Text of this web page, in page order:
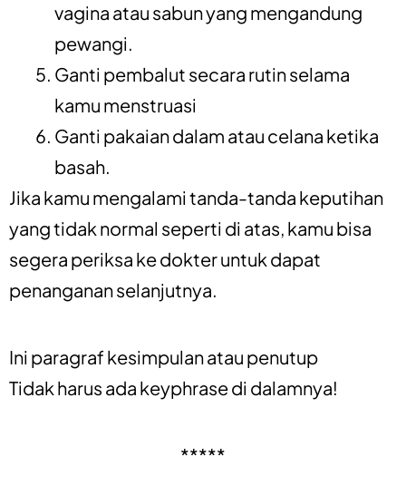
vagina atau sabun yang mengandung
pewangi.
Ganti pembalut secara rutin selama
kamu menstruasi
Ganti pakaian dalam atau celana ketika
basah.
Jika kamu mengalami tanda-tanda keputihan
yang tidak normal seperti di atas, kamu bisa
segera periksa ke dokter untuk dapat
penanganan selanjutnya.
Ini paragraf kesimpulan atau penutup
Tidak harus ada keyphrase di dalamnya!
*****